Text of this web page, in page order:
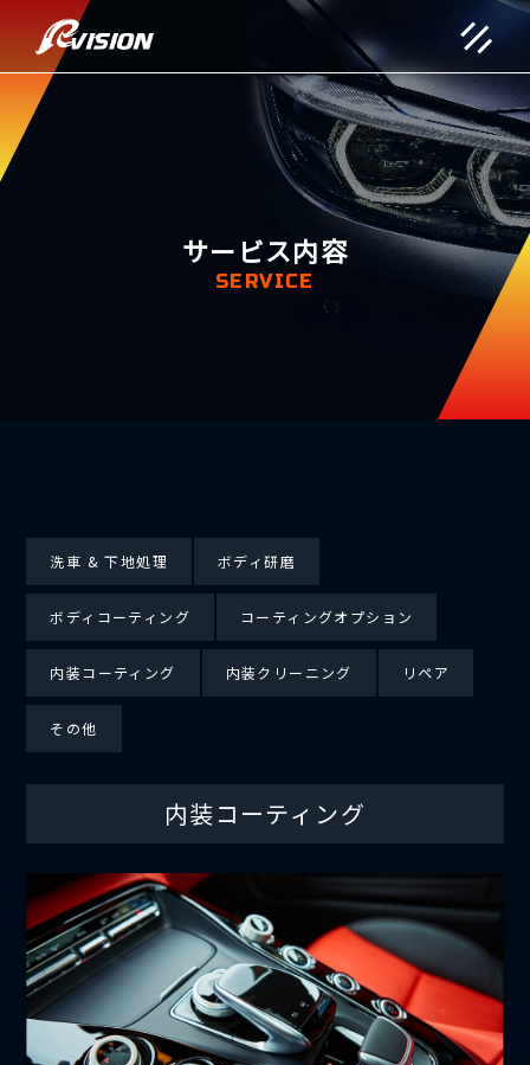
サービス内容
SERVICE
洗車 & 下地処理 ボディ研磨
ボディコーティング コーティングオプション
内装コーティング 内装クリーニング リペア
その他
内装コーティング